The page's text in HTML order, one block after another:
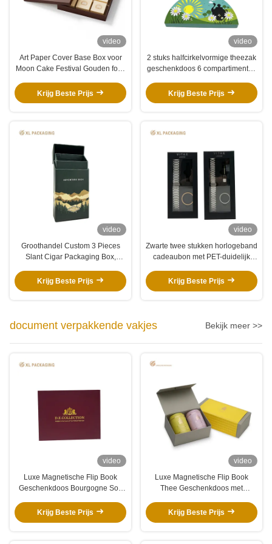
video
Art Paper Cover Base Box voor
Moon Cake Festival Gouden folie
Packaging Box
Krijg Beste Prijs
video
2 stuks halfcirkelvormige theezak
geschenkdoos 6 compartimenten
binnenverpakkingsdoos voor
diverse theezakjes
Krijg Beste Prijs
video
Groothandel Custom 3 Pieces
Slant Cigar Packaging Box,
Donkergroen Binnenkant Rigiede
Krijg Beste Prijs
video
Zwarte twee stukken horlogeband
cadeaubon met PET-duidelijk
zwart EVA-invoegsel voor luxe
Krijg Beste Prijs
document verpakkende vakjes Bekijk meer >>
video
Luxe Magnetische Flip Book
Geschenkdoos Bourgogne Soft
Logo Leeg Luxe
Krijg Beste Prijs
video
Luxe Magnetische Flip Book
Thee Geschenkdoos met
vervangbare gele mouw
Krijg Beste Prijs